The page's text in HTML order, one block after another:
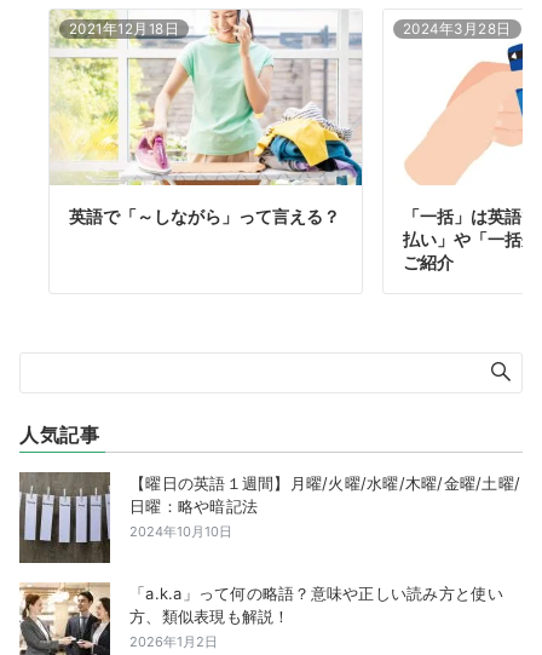
2021年12月18日
英語で「～しながら」って言える？
2024年3月28日
「一括」は英語
払い」や「一括
ご紹介
人気記事
【曜日の英語１週間】月曜/火曜/水曜/木曜/金曜/土曜/
日曜：略や暗記法
2024年10月10日
「a.k.a」って何の略語？意味や正しい読み方と使い
方、類似表現も解説！
2026年1月2日